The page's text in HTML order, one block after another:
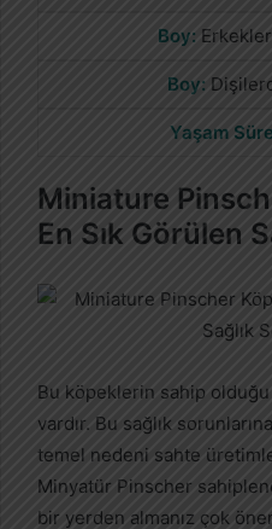
Boy:
Boy:
Yaşam
Miniature
En Sık Görülen
Bu köpeklerin sahip olduğu
vardır. Bu sağlık
temel nedeni sahte
Minyatür Pinscher
bir yerden almanız çok